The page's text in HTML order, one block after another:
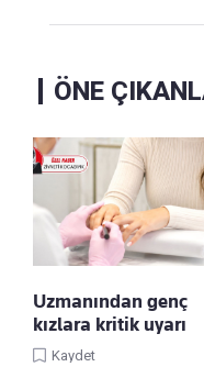
ÖNE
Uzmanından genç
kızlara kritik uyarı
Kaydet